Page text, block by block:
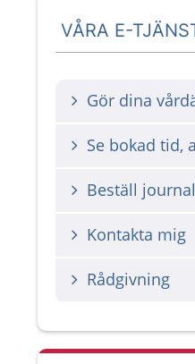
VÅRA E-
Gör dina
Se bokad tid,
Beställ
Kontakta mig
Rådgivning